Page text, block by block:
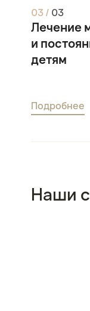
03/ 03
Лечение
и
детям
Подробнее
Наши